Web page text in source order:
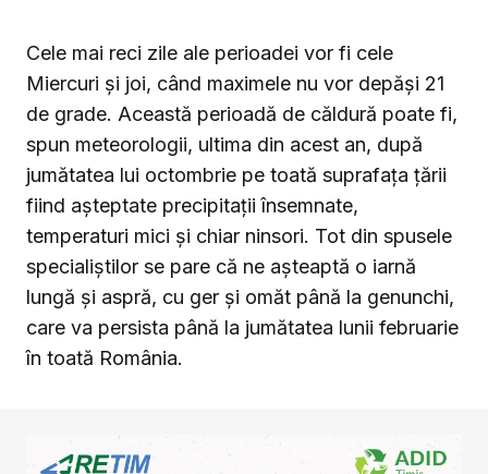
Cele mai reci zile ale perioadei vor fi cele
Miercuri și joi, când maximele nu vor depăși 21
de grade. Această perioadă de căldură poate fi,
spun meteorologii, ultima din acest an, după
jumătatea lui octombrie pe toată suprafața țării
fiind așteptate precipitații însemnate,
temperaturi mici și chiar ninsori. Tot din spusele
specialiștilor se pare că ne așteaptă o iarnă
lungă și aspră, cu ger și omăt până la genunchi,
care va persista până la jumătatea lunii februarie
în toată România.